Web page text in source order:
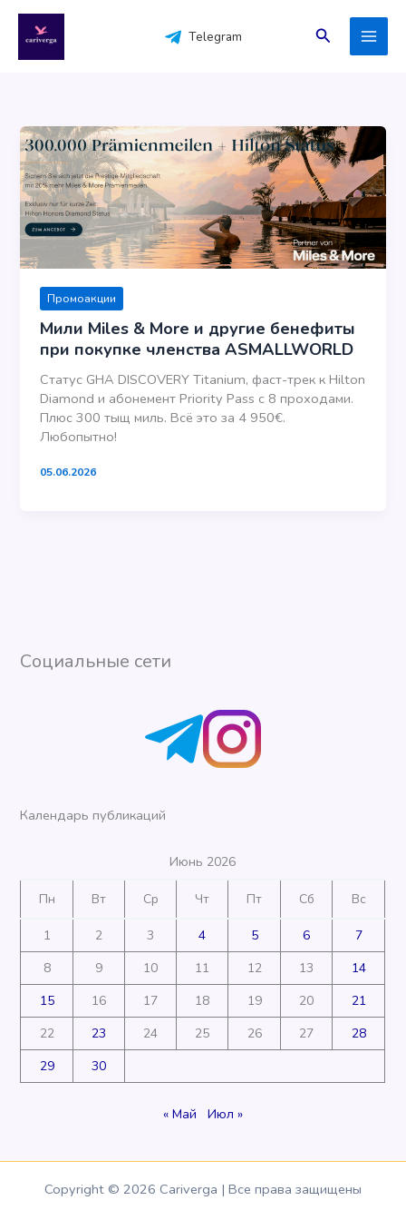
содержимому
Telegram Поиск
Промоакции
Мили Miles & More и другие бенефиты
при покупке членства ASMALLWORLD
Статус GHA DISCOVERY Titanium, фаст-трек к Hilton
Diamond и абонемент Priority Pass с 8 проходами.
Плюс 300 тыщ миль. Всё это за 4 950€.
Любопытно!
05.06.2026
Социальные сети
Календарь публикаций
Июнь 2026
Пн Вт Ср Чт Пт Сб Вс
1 2 3 4 5 6
7
8
9 10 11 12 13
14
15
16 17 18 19 20
21
22
23 24 25 26 27
28
29
30
« Май Июл »
Copyright © 2026 Cariverga | Все права защищены